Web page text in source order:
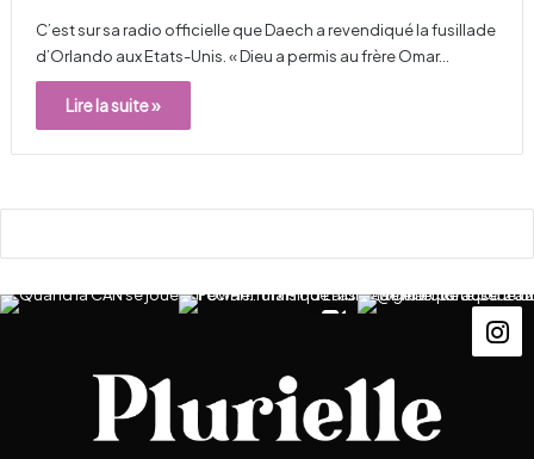
C’est sur sa radio officielle que Daech a revendiqué la fusillade
d’Orlando aux Etats-Unis. « Dieu a permis au frère Omar…
Lire la suite »